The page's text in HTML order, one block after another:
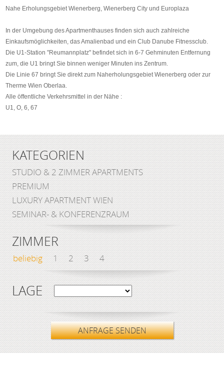
Nahe Erholungsgebiet Wienerberg, Wienerberg City und Europlaza
In der Umgebung des Apartmenthauses finden sich auch zahlreiche
Einkaufsmöglichkeiten, das Amalienbad und ein Club Danube Fitnessclub.
Die U1-Station "Reumannplatz" befindet sich in 6-7 Gehminuten Entfernung
zum, die U1 bringt Sie binnen weniger Minuten ins Zentrum.
Die Linie 67 bringt Sie direkt zum Naherholungsgebiet Wienerberg oder zur
Therme Wien Oberlaa.
Alle öffentliche Verkehrsmittel in der Nähe :
U1, O, 6, 67
KATEGORIEN
STUDIO & 2 ZIMMER APARTMENTS
PREMIUM
LUXURY APARTMENT WIEN
SEMINAR- & KONFERENZRAUM
ZIMMER
beliebig 1 2 3 4
LAGE
ANFRAGE SENDEN